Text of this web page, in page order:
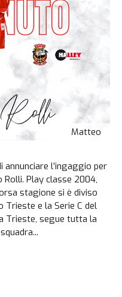
Matteo
l’ingaggio per
Play classe 2004,
stagione si è diviso
Trieste e la Serie C del
Trieste, segue tutta la